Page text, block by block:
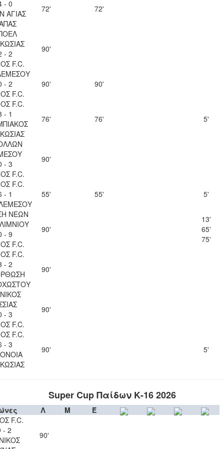
- 0
ΑΓΙΑΣ
72' 72'
- 2
F.C.
90'
- 2
F.C.
90'
90'
F.C.
- 1
76' 76' 5'
- 3
F.C.
90'
F.C.
- 1
55' 55'
5'
ΝΕΩΝ
- 9
F.C.
90'
13'
65'
75'
F.C.
- 2
90'
- 3
F.C.
90'
F.C.
- 3
90' 5'
Super Cup Παίδων Κ-16 2026
Λ Μ
Έ
F.C.
- 2
90'